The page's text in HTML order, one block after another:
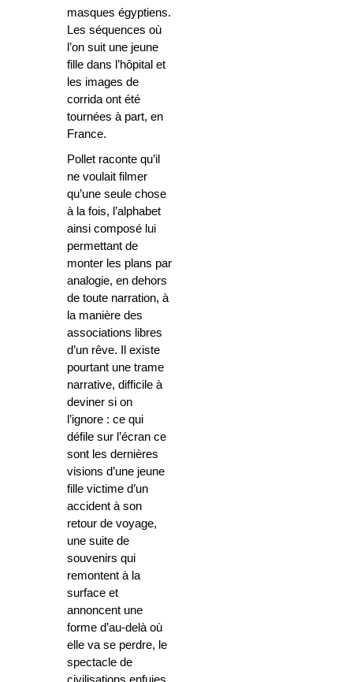
masques égyptiens.
Les séquences où
l’on suit une jeune
fille dans l’hôpital et
les images de
corrida ont été
tournées à part, en
France.
Pollet raconte qu’il
ne voulait filmer
qu’une seule chose
à la fois, l’alphabet
ainsi composé lui
permettant de
monter les plans par
analogie, en dehors
de toute narration, à
la manière des
associations libres
d’un rêve. Il existe
pourtant une trame
narrative, difficile à
deviner si on
l’ignore : ce qui
défile sur l’écran ce
sont les dernières
visions d’une jeune
fille victime d’un
accident à son
retour de voyage,
une suite de
souvenirs qui
remontent à la
surface et
annoncent une
forme d’au-delà où
elle va se perdre, le
spectacle de